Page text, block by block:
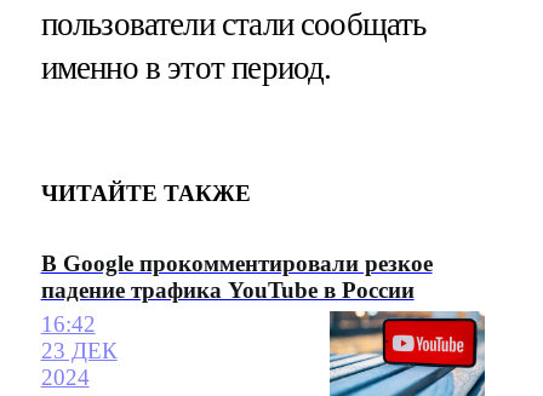
пользователи стали сообщать
именно в этот период.
ЧИТАЙТЕ ТАКЖЕ
В Google прокомментировали резкое
падение трафика YouTube в России
16:42
23 ДЕК
2024